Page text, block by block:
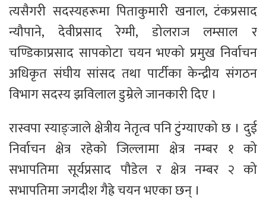
त्यसैगरी सदस्यहरूमा पिताकुमारी खनाल, टंकप्रसाद
न्यौपाने, देवीप्रसाद रेग्मी, डोलराज लम्साल र
चण्डिकाप्रसाद सापकोटा चयन भएको प्रमुख निर्वाचन
अधिकृत संघीय सांसद तथा पार्टीका केन्द्रीय संगठन
विभाग सदस्य झविलाल डुम्रेले जानकारी दिए ।
रास्वपा स्याङ्जाले क्षेत्रीय नेतृत्व पनि टुंग्याएको छ । दुई
निर्वाचन क्षेत्र रहेको जिल्लामा क्षेत्र नम्बर १ को
सभापतिमा सूर्यप्रसाद पौडेल र क्षेत्र नम्बर २ को
सभापतिमा जगदीश गैह्रे चयन भएका छन् ।